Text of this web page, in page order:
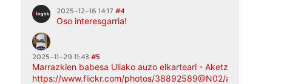
2025-12-16 14:17 #4
Oso interesgarria!
2025-11-29 11:43 #5
Marrazkien babesa Uliako auzo elkarteari - Aketz etxea (argazki
https://www.flickr.com/photos/38892589@N02/albums/